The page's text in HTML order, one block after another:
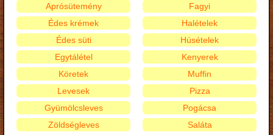
Aprósütemény
Édes krémek
Édes süti
Egytálétel
Fagyi
Halételek
Húsételek
Kenyerek
Köretek
Levesek
Gyümölcsleves
Zöldségleves
Muffin
Pizza
Pogácsa
Saláta